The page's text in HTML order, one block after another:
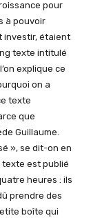
pour
à pouvoir
investir, étaient
texte intitulé
explique ce
on a
texte
que
Guillaume.
», se dit-on en
texte est publié
heures : ils
prendre des
boîte qui